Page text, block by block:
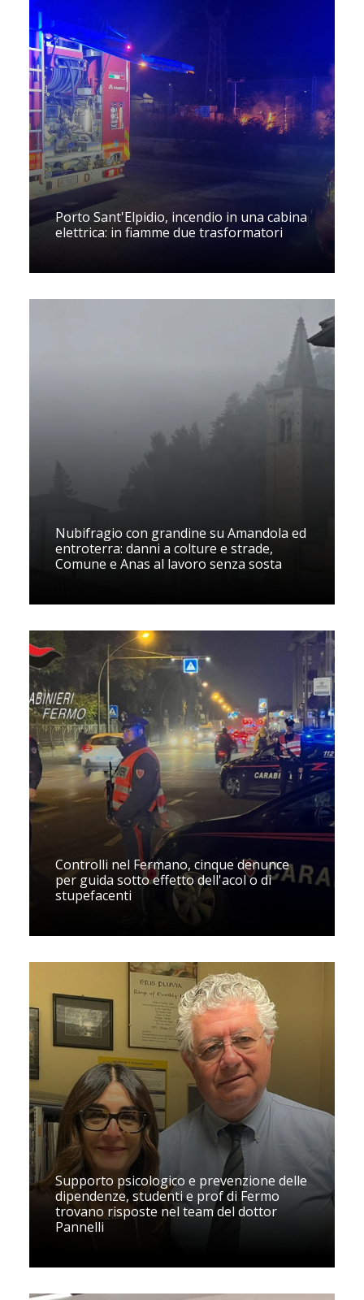
Porto Sant'Elpidio, incendio in una cabina
elettrica: in fiamme due trasformatori
Nubifragio con grandine su Amandola ed
entroterra: danni a colture e strade,
Comune e Anas al lavoro senza sosta
Controlli nel Fermano, cinque denunce
per guida sotto effetto dell'acol o di
stupefacenti
Supporto psicologico e prevenzione delle
dipendenze, studenti e prof di Fermo
trovano risposte nel team del dottor
Pannelli